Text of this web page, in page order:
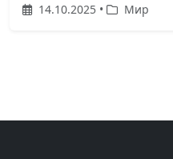
14.10.2025 • Мир